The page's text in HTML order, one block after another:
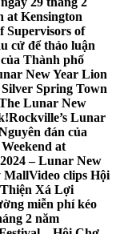
at Kensington
Supervisors of
cử để thảo luận
Thành phố
New Year Lion
Spring Town
Lunar New
Rockville’s Lunar
đán của
at
– Lunar New
MallVideo clips Hội
Xá Lợi
miễn phí kéo
2 năm